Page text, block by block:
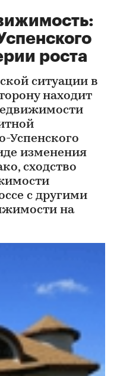
роста
ситуации в
находит
Успенского
изменения
сходство
с другими
на